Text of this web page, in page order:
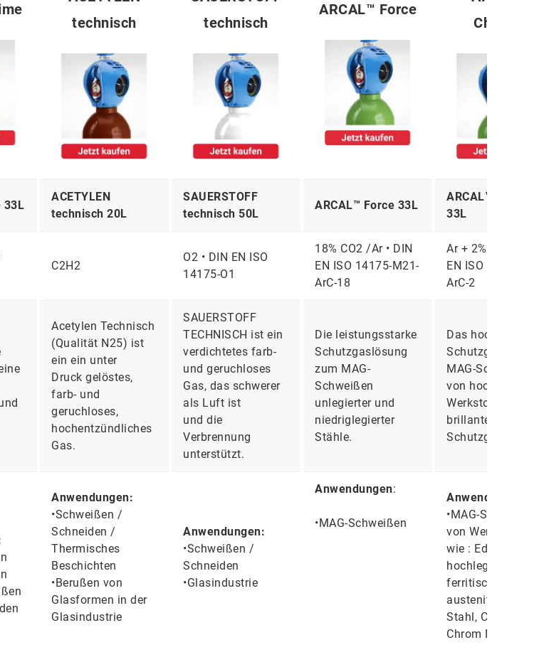
technisch
technisch
ARCAL™ Force
Chrome
33L
ACETYLEN
technisch 20L
SAUERSTOFF
technisch 50L
ARCAL™ Force 33L
ARCAL™ Chrome
33L
C2H2
O2 • DIN EN ISO
14175-O1
18% CO2 /Ar • DIN
EN ISO 14175-M21-
ArC-18
Ar + 2% CO2 • DIN
EN ISO 14175-
ArC-2
Acetylen Technisch
(Qualität N25) ist
ein ein unter
Druck gelöstes,
farb- und
geruchloses,
hochentzündliches
Gas.
SAUERSTOFF
TECHNISCH ist ein
verdichtetes farb-
und geruchloses
Gas, das schwerer
als Luft ist
und die
Verbrennung
unterstützt.
Die leistungsstarke
Schutzgaslösung
zum MAG-
Schweißen
unlegierter und
niedriglegierter
Stähle.
Das hochwertige
Schutzgas zum
MAG-Schweißen
von hochlegierten
Werkstoffen - eine
brillante
Schutzgaslösung.
Anwendungen:
•Schweißen /
Schneiden /
Thermisches
Beschichten
•Berußen von
Glasformen in der
Glasindustrie
Anwendungen:
•Schweißen /
Schneiden
•Glasindustrie
Anwendungen:
•MAG-Schweißen
Anwendungen:
•MAG-Schweißen
von Werkstoffen
wie : Edelstahl,
hochlegierter
ferritischer Stahl,
austenitischer
Stahl, Chrom,
Chrom Nickel